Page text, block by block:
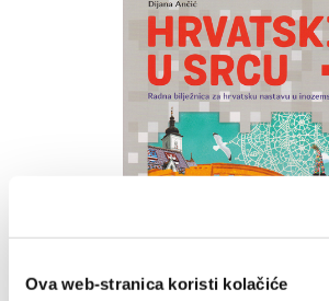
Ova web-stranica koristi kolačiće